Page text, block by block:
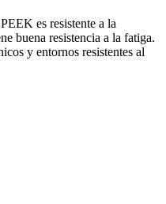
es resistente a la
buena resistencia a la fatiga.
y entornos resistentes al